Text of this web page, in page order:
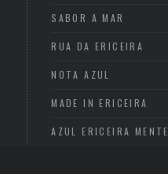
SABOR A MAR
RUA DA ERICEIRA
NOTA AZUL
MADE IN ERICEIRA
AZUL ERICEIRA MENTE